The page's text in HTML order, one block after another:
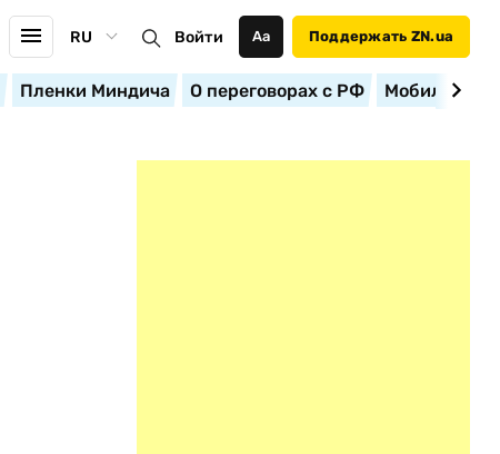
RU Войти Аа Поддержать ZN.ua
Пленки Миндича О переговорах с РФ